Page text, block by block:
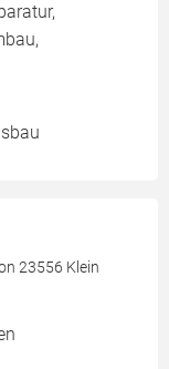
23556 Klein